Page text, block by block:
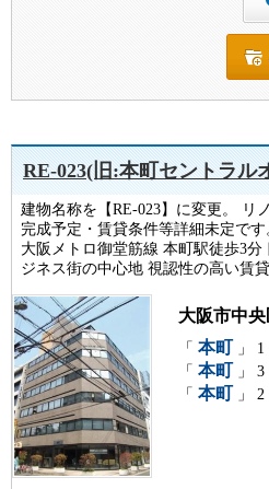
RE-023(旧:本町セントラル
建物名称を【RE-023】に変更。 リ
完成予定・賃貸条件等詳細未定です
大阪メトロ御堂筋線 本町駅徒歩3
ジネス街の中心地 視認性の高い賃
大阪市中央
「 本町 」
「 本町 」
「 本町 」